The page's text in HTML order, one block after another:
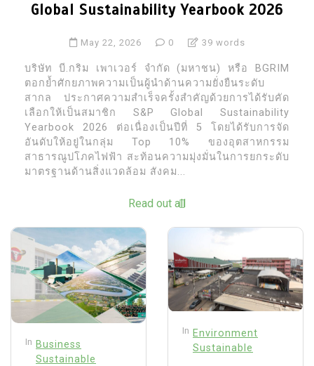
Global Sustainability Yearbook 2026
May 22, 2026 0 39 words
บริษัท บี.กริม เพาเวอร์ จำกัด (มหาชน) หรือ BGRIM
ตอกย้ำศักยภาพความเป็นผู้นำด้านความยั่งยืนระดับ
สากล ประกาศความสำเร็จครั้งสำคัญด้วยการได้รับคัด
เลือกให้เป็นสมาชิก S&P Global Sustainability
Yearbook 2026 ต่อเนื่องเป็นปีที่ 5 โดยได้รับการจัด
อันดับให้อยู่ในกลุ่ม Top 10% ของอุตสาหกรรม
สาธารณูปโภคไฟฟ้า สะท้อนความมุ่งมั่นในการยกระดับ
มาตรฐานด้านสิ่งแวดล้อม สังคม...
Read out all
In Business
Sustainable
In Environment
Sustainable